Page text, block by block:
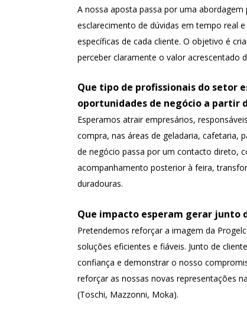
A nossa aposta passa por uma
esclarecimento de dúvidas em tempo real
específicas de cada cliente. O objetivo é
perceber claramente o valor acrescentado
Que tipo de profissionais do setor
oportunidades de negócio a partir
Esperamos atrair empresários,
compra, nas áreas de geladaria, cafetaria,
de negócio passa por um contacto direto,
acompanhamento posterior à feira,
duradouras.
Que impacto esperam gerar junto
Pretendemos reforçar a imagem da
soluções eficientes e fiáveis. Junto de
confiança e demonstrar o nosso
reforçar as nossas novas representações
(Toschi, Mazzonni, Moka).